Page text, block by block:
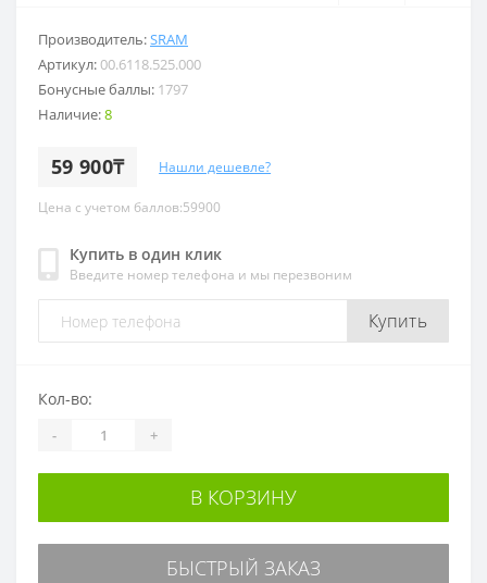
Производитель:SRAM
Артикул:00.6118.525.000
Бонусные баллы: 1797
Наличие:8
59 900₸ Нашли дешевле?
Цена с учетом баллов:59900
Купить в один клик
Введите номер телефона и мы перезвоним
Купить
Кол-во:
- +
В КОРЗИНУ
БЫСТРЫЙ ЗАКАЗ